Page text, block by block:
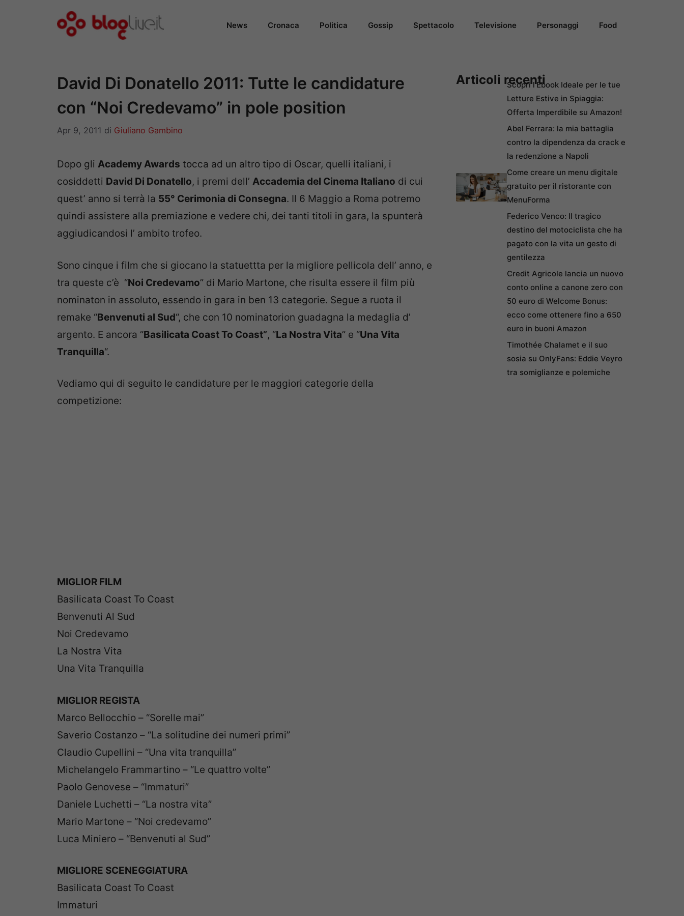
News Cronaca Politica Gossip Spettacolo Televisione Personaggi Food
David Di Donatello 2011: Tutte le candidature
con “Noi Credevamo” in pole position
Apr 9, 2011 di Giuliano Gambino
Dopo gli Academy Awards tocca ad un altro tipo di Oscar, quelli italiani, i
cosiddetti David Di Donatello, i premi dell’ Accademia del Cinema Italiano di cui
quest’ anno si terrà la 55° Cerimonia di Consegna. Il 6 Maggio a Roma potremo
quindi assistere alla premiazione e vedere chi, dei tanti titoli in gara, la spunterà
aggiudicandosi l’ ambito trofeo.
Sono cinque i film che si giocano la statuettta per la migliore pellicola dell’ anno, e
tra queste c’è “Noi Credevamo” di Mario Martone, che risulta essere il film più
nominaton in assoluto, essendo in gara in ben 13 categorie. Segue a ruota il
remake “Benvenuti al Sud“, che con 10 nominatorion guadagna la medaglia d’
argento. E ancora “Basilicata Coast To Coast”, “La Nostra Vita” e “Una Vita
Tranquilla“.
Vediamo qui di seguito le candidature per le maggiori categorie della
competizione:
MIGLIOR FILM
Basilicata Coast To Coast
Benvenuti Al Sud
Noi Credevamo
La Nostra Vita
Una Vita Tranquilla
MIGLIOR REGISTA
Marco Bellocchio – “Sorelle mai”
Saverio Costanzo – “La solitudine dei numeri primi”
Claudio Cupellini – “Una vita tranquilla”
Michelangelo Frammartino – “Le quattro volte”
Paolo Genovese – “Immaturi”
Daniele Luchetti – “La nostra vita”
Mario Martone – “Noi credevamo”
Luca Miniero – “Benvenuti al Sud”
MIGLIORE SCENEGGIATURA
Basilicata Coast To Coast
Immaturi
Articoli recentiScopri l’Ebook Ideale per le tue
Letture Estive in Spiaggia:
Offerta Imperdibile su Amazon!
Abel Ferrara: la mia battaglia
contro la dipendenza da crack e
la redenzione a Napoli
Come creare un menu digitale
gratuito per il ristorante con
MenuForma
Federico Venco: Il tragico
destino del motociclista che ha
pagato con la vita un gesto di
gentilezza
Credit Agricole lancia un nuovo
conto online a canone zero con
50 euro di Welcome Bonus:
ecco come ottenere fino a 650
euro in buoni Amazon
Timothée Chalamet e il suo
sosia su OnlyFans: Eddie Veyro
tra somiglianze e polemiche